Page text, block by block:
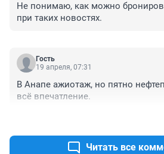
Не понимаю, как можно
при таких новостях.
Гость
19 апреля, 07:31
В Анапе ажиотаж, но пятно
всё впечатление.
Читать все